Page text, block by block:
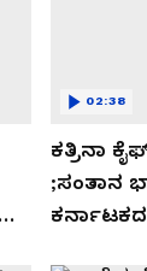
ಕತ್ರಿನಾ
;ಸಂತಾನ
ಕರ್ನಾಟಕದ
02:38